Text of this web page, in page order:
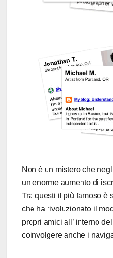
Non è un mistero che
un enorme aumento di
Tra questi il più famoso è
che ha rivoluzionato il
propri amici all’ interno
coinvolgere anche i